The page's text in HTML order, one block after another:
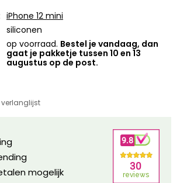
iPhone 12 mini
siliconen
op voorraad. Bestel je vandaag, dan
gaat je pakketje tussen 10 en 13
augustus op de post.
mogelijk